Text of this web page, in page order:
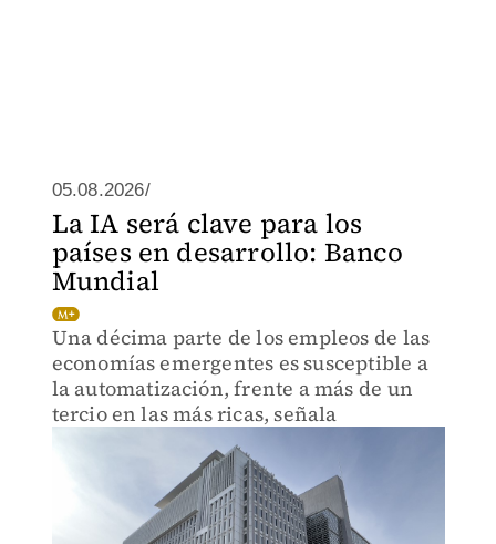
05.08.2026/
La IA será clave para los
países en desarrollo: Banco
Mundial
Una décima parte de los empleos de las
economías emergentes es susceptible a
la automatización, frente a más de un
tercio en las más ricas, señala